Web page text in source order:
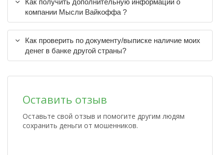
компании Мысли Вайкоффа ?
Как проверить по документу/выписке наличие моих
денег в банке другой страны?
Оставить отзыв
Оставьте свой отзыв и помогите другим людям
сохранить деньги от мошенников.